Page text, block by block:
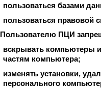
пользоваться базами
пользоваться правовой
Пользователю ПЦИ
вскрывать компьютеры
частям компьютера;
изменять установки,
персонального